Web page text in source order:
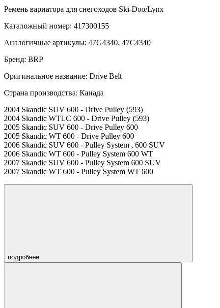
Ремень вариатора для снегоходов Ski-Doo/Lynx
Каталожный номер: 417300155
Аналогичные артикулы: 47G4340, 47C4340
Бренд: BRP
Оригинальное название: Drive Belt
Страна производства: Канада
2004 Skandic SUV 600 - Drive Pulley (593)
2004 Skandic WTLC 600 - Drive Pulley (593)
2005 Skandic SUV 600 - Drive Pulley 600
2005 Skandic WT 600 - Drive Pulley 600
2006 Skandic SUV 600 - Pulley System , 600 SUV
2006 Skandic WT 600 - Pulley System 600 WT
2007 Skandic SUV 600 - Pulley System 600 SUV
2007 Skandic WT 600 - Pulley System WT 600
подробнее